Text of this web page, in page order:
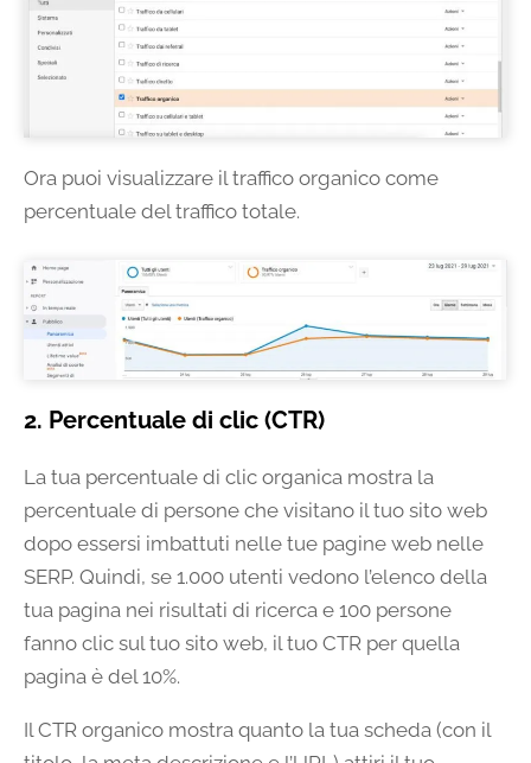
Ora puoi visualizzare il traffico organico come
percentuale del traffico totale.
2. Percentuale di clic (CTR)
La tua percentuale di clic organica mostra la
percentuale di persone che visitano il tuo sito web
dopo essersi imbattuti nelle tue pagine web nelle
SERP. Quindi, se 1.000 utenti vedono l’elenco della
tua pagina nei risultati di ricerca e 100 persone
fanno clic sul tuo sito web, il tuo CTR per quella
pagina è del 10%.
Il CTR organico mostra quanto la tua scheda (con il